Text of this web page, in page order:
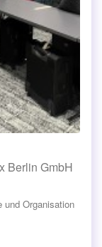
Berlin GmbH
und Organisation